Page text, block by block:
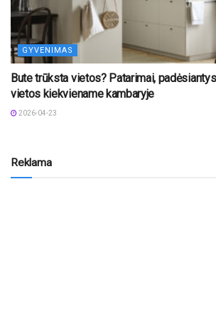
GYVENIMAS
Bute trūksta vietos? Patarimai,
vietos kiekviename kambaryje
2026-04-23
Reklama